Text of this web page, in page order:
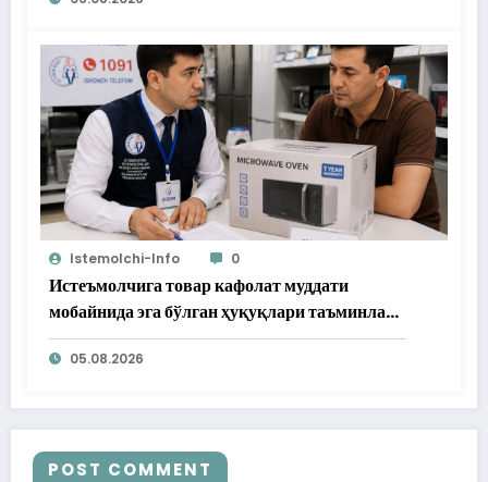
Istemolchi-Info 0
Истеъмолчига товар кафолат муддати
мобайнида эга бўлган ҳуқуқлари таъминлаб
берилди
05.08.2026
POST COMMENT